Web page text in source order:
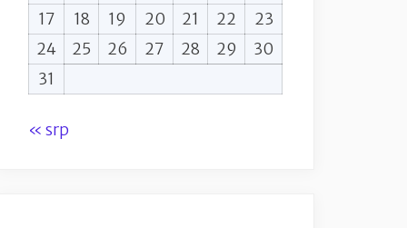
17
18 19 20 21 22
23
24
25 26 27 28 29
30
31
« srp